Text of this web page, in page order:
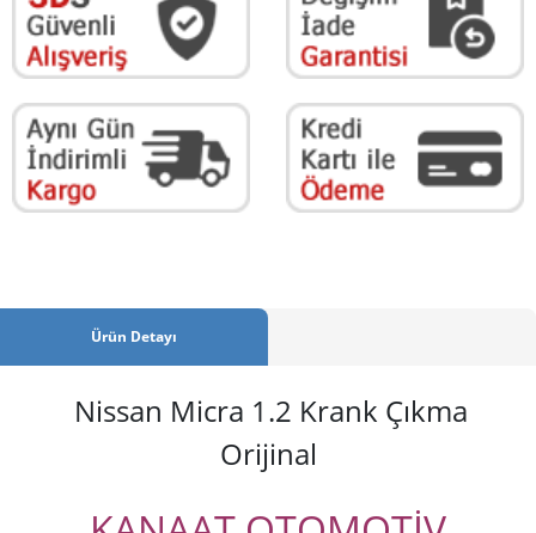
Ürün Detayı
Nissan Micra 1.2 Krank Çıkma
Orijinal